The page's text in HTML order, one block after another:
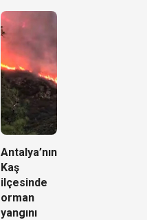
Antalya’nın
Kaş
ilçesinde
orman
yangını